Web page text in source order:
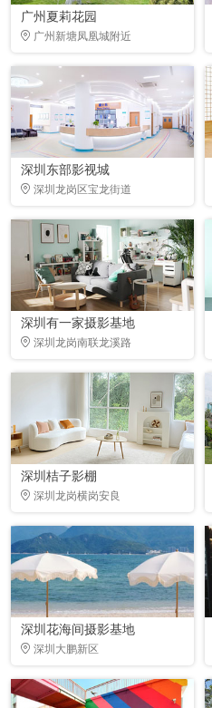
广州夏莉花园
广州新塘凤凰城附近
深圳东部影视城
深圳龙岗区宝龙街道
深圳有一家摄影基地
深圳龙岗南联龙溪路
深圳桔子影棚
深圳龙岗横岗安良
深圳花海间摄影基地
深圳大鹏新区